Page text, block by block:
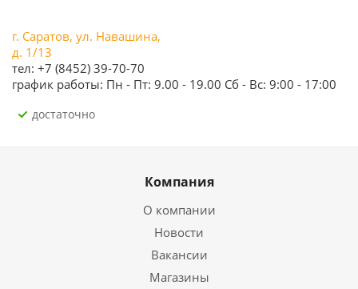
г. Саратов, ул. Навашина,
д. 1/13
тел: +7 (8452) 39-70-70
график работы: Пн - Пт: 9.00 - 19.00 Сб - Вс: 9:00 - 17:00
Достаточно
Компания
О компании
Новости
Вакансии
Магазины